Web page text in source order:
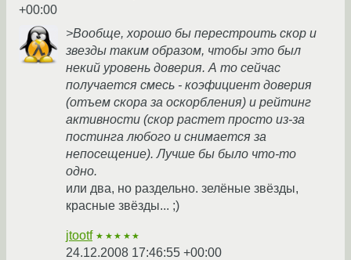
+00:00
>Вообще, хорошо бы перестроить скор и
звезды таким образом, чтобы это был
некий уровень доверия. А то сейчас
получается смесь - коэфициент доверия
(отъем скора за оскорбления) и рейтинг
активности (скор растет просто из-за
постинга любого и снимается за
непосещение). Лучше бы было что-то
одно.
или два, но раздельно. зелёные звёзды,
красные звёзды... ;)
jtootf ★★★★★
24.12.2008 17:46:55 +00:00